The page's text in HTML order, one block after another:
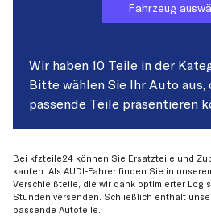
Fahrzeug
Wir haben 10 Teile in der
Bitte wählen Sie Ihr Auto aus,
passende Teile präsentieren
Bei kfzteile24 können Sie Ersatzteile und
kaufen. Als AUDI-Fahrer finden Sie in
Verschleißteile, die wir dank optimierter
Stunden versenden. Schließlich enthält
passende Autoteile.